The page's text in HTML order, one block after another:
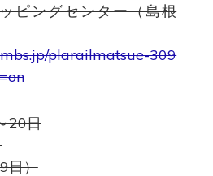
ピングセンター（島根
plarailmatsue-309
20日
日）